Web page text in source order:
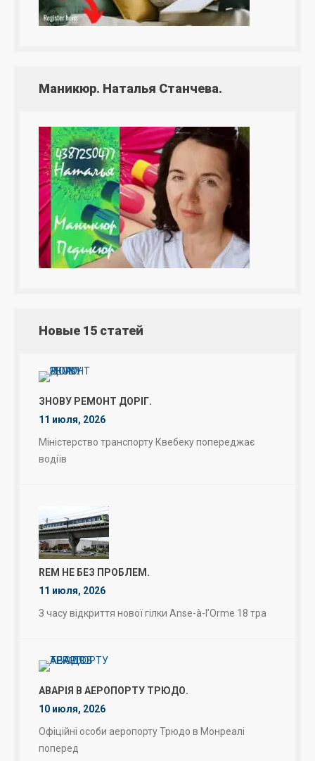
Маникюр. Наталья Станчева.
Новые 15 статей
ЗНОВУ РЕМОНТ ДОРІГ.
11 июля, 2026
Міністерство транспорту Квебеку попереджає
водіїв
REM НЕ БЕЗ ПРОБЛЕМ.
11 июля, 2026
З часу відкриття нової гілки Anse-à-l’Orme 18 тра
АВАРІЯ В АЕРОПОРТУ ТРЮДО.
10 июля, 2026
Офіційні особи аеропорту Трюдо в Монреалі
поперед